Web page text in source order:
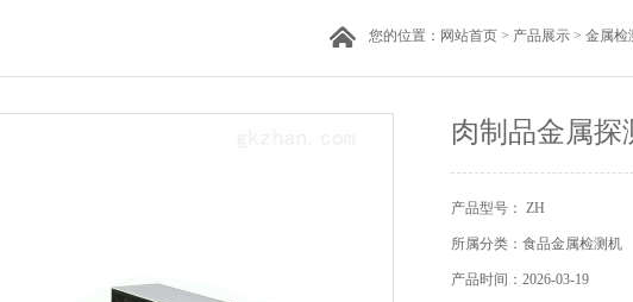
您的位置： 网站首页 > 产品展示 > 金属检
肉制品金属探
产品型号： ZH
所属分类：食品金属检测机
产品时间：2026-03-19